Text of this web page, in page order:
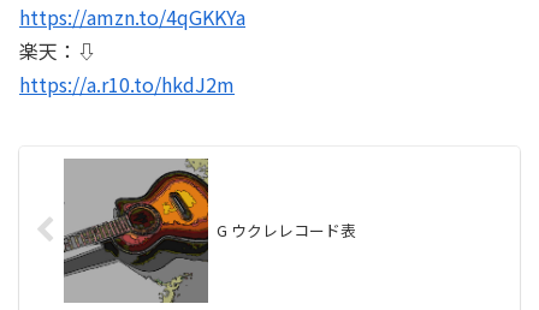
https://amzn.to/4qGKKYa
楽天：⇩
https://a.r10.to/hkdJ2m
G ウクレレコード表